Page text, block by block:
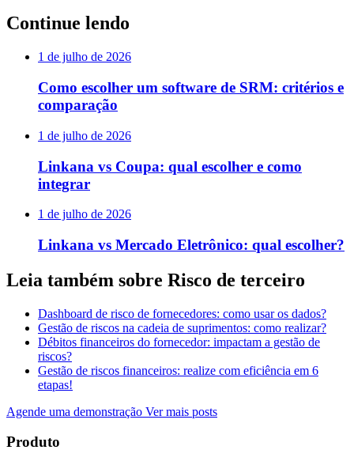
Continue lendo
1 de julho de 2026
Como escolher um software de SRM: critérios e
comparação
1 de julho de 2026
Linkana vs Coupa: qual escolher e como
integrar
1 de julho de 2026
Linkana vs Mercado Eletrônico: qual escolher?
Leia também sobre Risco de terceiro
Dashboard de risco de fornecedores: como usar os dados?
Gestão de riscos na cadeia de suprimentos: como realizar?
Débitos financeiros do fornecedor: impactam a gestão de
riscos?
Gestão de riscos financeiros: realize com eficiência em 6
etapas!
Agende uma demonstração Ver mais posts
Produto